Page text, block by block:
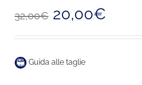
32,00€ prezzo
era:
20,00€
è:
Guida alle taglie